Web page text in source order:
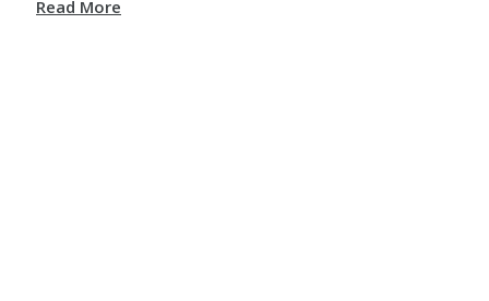
Read More